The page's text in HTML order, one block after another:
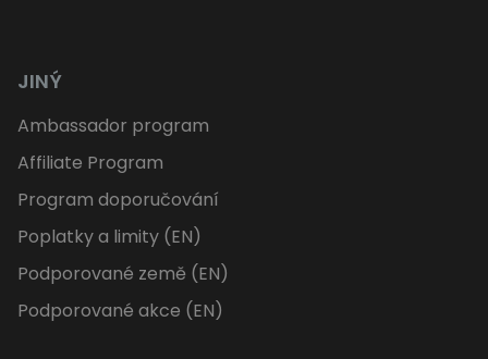
JINÝ
Ambassador program
Affiliate Program
Program doporučování
Poplatky a limity (EN)
Podporované země (EN)
Podporované akce (EN)